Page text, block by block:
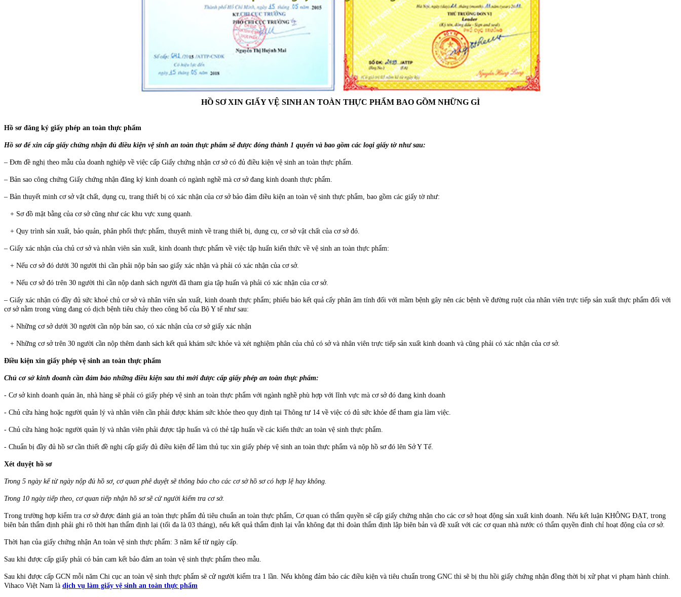
HỒ SƠ XIN GIẤY VỆ SINH AN TOÀN THỰC PHẨM BAO GỒM NHỮNG GÌ
Hồ sơ đăng ký giấy phép an toàn thực phẩm
Hồ sơ để xin cấp giấy chứng nhận đủ điều kiện vệ sinh an toàn thực phẩm sẽ được đóng thành 1 quyển và bao gồm các loại giấy tờ như sau:
– Đơn đề nghị theo mẫu của doanh nghiệp về việc cấp Giấy chứng nhận cơ sở có đủ điều kiện vệ sinh an toàn thực phẩm.
– Bản sao công chứng Giấy chứng nhận đăng ký kinh doanh có ngành nghề mà cơ sở đang kinh doanh thực phẩm.
– Bản thuyết minh cơ sở vật chất, dụng cụ, trang thiết bị có xác nhận của cơ sở bảo đảm điều kiện an toàn vệ sinh thực phẩm, bao gồm các giấy tờ như:
+ Sơ đồ mặt bằng của cơ sở cũng như các khu vực xung quanh.
+ Quy trình sản xuất, bảo quản, phân phối thực phẩm, thuyết minh về trang thiết bị, dụng cụ, cơ sở vật chất của cơ sở đó.
– Giấy xác nhận của chủ cơ sở và nhân viên sản xuất, kinh doanh thực phẩm về việc tập huấn kiến thức về vệ sinh an toàn thực phẩm:
+ Nếu cơ sở đó dưới 30 người thì cần phải nộp bản sao giấy xác nhận và phải có xác nhận của cơ sở.
+ Nếu cơ sở đó trên 30 người thì cần nộp danh sách người đã tham gia tập huấn và phải có xác nhận của cơ sở.
– Giấy xác nhận có đầy đủ sức khoẻ chủ cơ sở và nhân viên sản xuất, kinh doanh thực phẩm; phiếu báo kết quả cấy phân âm tính đối với mầm bệnh gây nên các bệnh về đường ruột của nhân viên trực tiếp sản xuất thực phẩm đối với
cơ sở nằm trong vùng đang có dịch bệnh tiêu chảy theo công bố của Bộ Y tế như sau:
+ Những cơ sở dưới 30 người cần nộp bản sao, có xác nhận của cơ sở giấy xác nhận
+ Những cơ sở trên 30 người cần nộp thêm danh sách kết quả khám sức khỏe và xét nghiệm phân của chủ có sở và nhân viên trực tiếp sản xuất kinh doanh và cũng phải có xác nhận của cơ sở.
Điều kiện xin giấy phép vệ sinh an toàn thực phẩm
Chủ cơ sở kinh doanh cần đảm bảo những điều kiện sau thì mới được cấp giấy phép an toàn thực phẩm:
- Cơ sở kinh doanh quán ăn, nhà hàng sẽ phải có giấy phép vệ sinh an toàn thực phẩm với ngành nghề phù hợp với lĩnh vực mà cơ sở đó đang kinh doanh
- Chủ cửa hàng hoặc người quản lý và nhân viên cần phải được khám sức khỏe theo quy định tại Thông tư 14 về việc có đủ sức khỏe để tham gia làm việc.
- Chủ cửa hàng hoặc người quản lý và nhân viên phải được tập huấn và có thẻ tập huấn về các kiến thức an toàn vệ sinh thực phẩm.
- Chuẩn bị đầy đủ hồ sơ cần thiết đề nghị cấp giấy đủ điều kiện để làm thủ tục xin giấy phép vệ sinh an toàn thực phẩm và nộp hồ sơ đó lên Sở Y Tế.
Xét duyệt hồ sơ
Trong 5 ngày kể từ ngày nộp đủ hồ sơ, cơ quan phê duyệt sẽ thông báo cho các cơ sở hồ sơ có hợp lệ hay không.
Trong 10 ngày tiếp theo, cơ quan tiếp nhận hồ sơ sẽ cử người kiểm tra cơ sở.
Trong trường hợp kiểm tra cơ sở được đánh giá an toàn thực phẩm đủ tiêu chuẩn an toàn thực phẩm, Cơ quan có thẩm quyền sẽ cấp giấy chứng nhận cho các cơ sở hoạt động sản xuất kinh doanh. Nếu kết luận KHÔNG ĐẠT, trong
biên bản thẩm định phải ghi rõ thời hạn thẩm định lại (tối đa là 03 tháng), nếu kết quả thẩm định lại vẫn không đạt thì đoàn thẩm định lập biên bản và đề xuất với các cơ quan nhà nước có thẩm quyền đình chỉ hoạt động của cơ sở.
Thời hạn của giấy chứng nhận An toàn vệ sinh thực phẩm: 3 năm kể từ ngày cấp.
Sau khi được cấp giấy phải có bản cam kết bảo đảm an toàn vệ sinh thực phẩm theo mẫu.
Sau khi được cấp GCN mỗi năm Chi cục an toàn vệ sinh thực phẩm sẽ cử người kiểm tra 1 lần. Nếu không đảm bảo các điều kiện và tiêu chuẩn trong GNC thì sẽ bị thu hồi giấy chứng nhận đồng thời bị xử phạt vi phạm hành chính.
Vihaco Việt Nam là dịch vụ làm giấy vệ sinh an toàn thực phẩm